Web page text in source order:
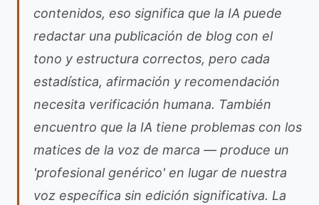
contenidos, eso significa que la IA puede
redactar una publicación de blog con el
tono y estructura correctos, pero cada
estadística, afirmación y recomendación
necesita verificación humana. También
encuentro que la IA tiene problemas con los
matices de la voz de marca — produce un
'profesional genérico' en lugar de nuestra
voz específica sin edición significativa. La